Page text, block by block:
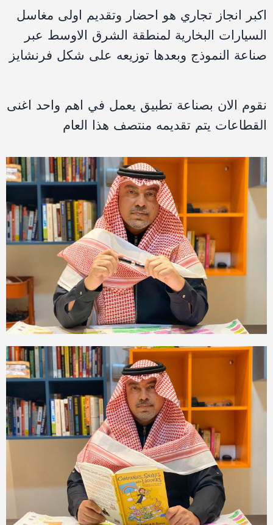
اكبر
انجاز تجاري هو احضار وتقديم اولى مغاسل
السيارات البخارية لمنطقة الشرق الاوسط عبر
صناعة النموذج وبعدها توزيعه على شكل فرنشايز
نقوم الان بصناعة تطبيق يعمل في اهم واحد اغنى
القطاعات يتم تقديمه منتصف هذا العام